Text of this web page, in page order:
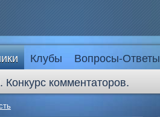
Клубы Вопросы-Ответы
Конкурс комментаторов.